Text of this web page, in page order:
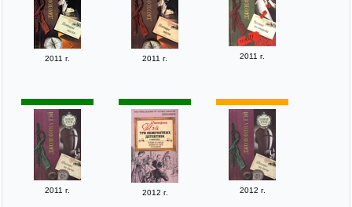
2011 г. 2011 г. 2011 г.
2011 г. 2012 г. 2012 г.